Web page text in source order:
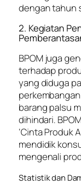
dengan tahun
2. Kegiatan
BPOM juga
terhadap
yang diduga
barang palsu
dihindari.
‘Cinta Produk
mendidik
mengenali
Statistik dan